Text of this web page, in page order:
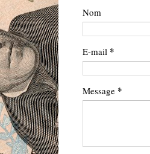
Nom
E-mail *
Message *